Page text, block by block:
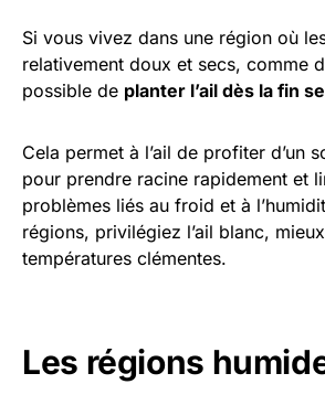
Si vous vivez dans une région où
relativement doux et secs, comme
possible de planter l’ail dès la fin
Cela permet à l’ail de profiter d’un
pour prendre racine rapidement et
problèmes liés au froid et à
régions, privilégiez l’ail blanc,
températures clémentes.
Les régions